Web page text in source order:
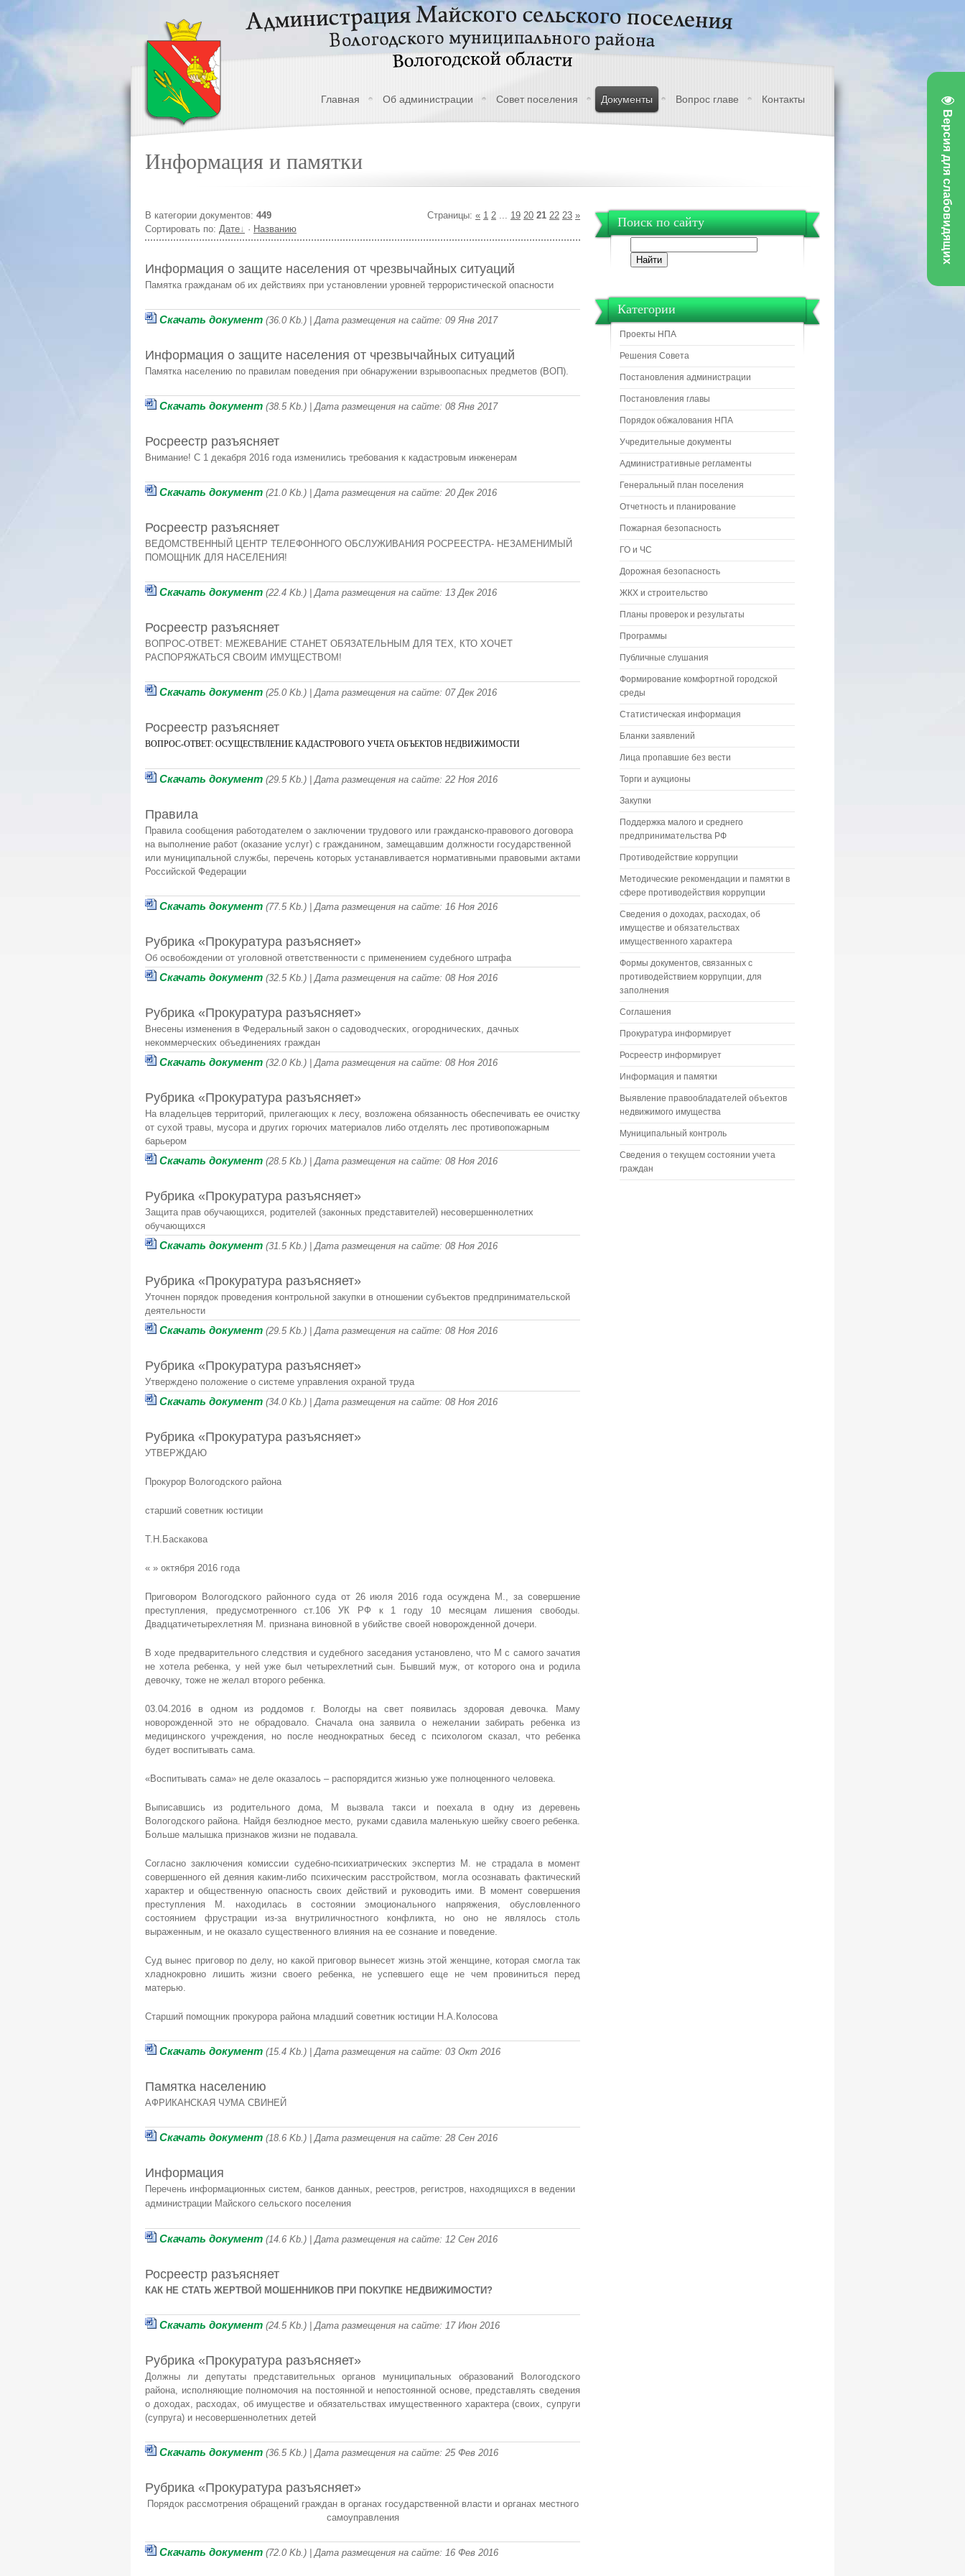
Версия для слабовидящих
Главная Об администрации Совет поселения Документы Вопрос главе Контакты
Информация и памятки
В категории документов: 449 Страницы: « 1 2 ... 19 20 21 22 23 »
Сортировать по: Дате · Названию
Информация о защите населения от чрезвычайных ситуаций
Памятка гражданам об их действиях при установлении уровней террористической опасности
Скачать документ (36.0 Kb.) | Дата размещения на сайте: 09 Янв 2017
Информация о защите населения от чрезвычайных ситуаций
Памятка населению по правилам поведения при обнаружении взрывоопасных предметов (ВОП).
Скачать документ (38.5 Kb.) | Дата размещения на сайте: 08 Янв 2017
Росреестр разъясняет
Внимание! С 1 декабря 2016 года изменились требования к кадастровым инженерам
Скачать документ (21.0 Kb.) | Дата размещения на сайте: 20 Дек 2016
Росреестр разъясняет
ВЕДОМСТВЕННЫЙ ЦЕНТР ТЕЛЕФОННОГО ОБСЛУЖИВАНИЯ РОСРЕЕСТРА- НЕЗАМЕНИМЫЙ
ПОМОЩНИК ДЛЯ НАСЕЛЕНИЯ!
Скачать документ (22.4 Kb.) | Дата размещения на сайте: 13 Дек 2016
Росреестр разъясняет
ВОПРОС-ОТВЕТ: МЕЖЕВАНИЕ СТАНЕТ ОБЯЗАТЕЛЬНЫМ ДЛЯ ТЕХ, КТО ХОЧЕТ
РАСПОРЯЖАТЬСЯ СВОИМ ИМУЩЕСТВОМ!
Скачать документ (25.0 Kb.) | Дата размещения на сайте: 07 Дек 2016
Росреестр разъясняет
ВОПРОС-ОТВЕТ: ОСУЩЕСТВЛЕНИЕ КАДАСТРОВОГО УЧЕТА ОБЪЕКТОВ НЕДВИЖИМОСТИ
Скачать документ (29.5 Kb.) | Дата размещения на сайте: 22 Ноя 2016
Правила
Правила сообщения работодателем о заключении трудового или гражданско-правового договора
на выполнение работ (оказание услуг) с гражданином, замещавшим должности государственной
или муниципальной службы, перечень которых устанавливается нормативными правовыми актами
Российской Федерации
Скачать документ (77.5 Kb.) | Дата размещения на сайте: 16 Ноя 2016
Рубрика «Прокуратура разъясняет»
Об освобождении от уголовной ответственности с применением судебного штрафа
Скачать документ (32.5 Kb.) | Дата размещения на сайте: 08 Ноя 2016
Рубрика «Прокуратура разъясняет»
Внесены изменения в Федеральный закон о садоводческих, огороднических, дачных
некоммерческих объединениях граждан
Скачать документ (32.0 Kb.) | Дата размещения на сайте: 08 Ноя 2016
Рубрика «Прокуратура разъясняет»
На владельцев территорий, прилегающих к лесу, возложена обязанность обеспечивать ее очистку
от сухой травы, мусора и других горючих материалов либо отделять лес противопожарным
барьером
Скачать документ (28.5 Kb.) | Дата размещения на сайте: 08 Ноя 2016
Рубрика «Прокуратура разъясняет»
Защита прав обучающихся, родителей (законных представителей) несовершеннолетних
обучающихся
Скачать документ (31.5 Kb.) | Дата размещения на сайте: 08 Ноя 2016
Рубрика «Прокуратура разъясняет»
Уточнен порядок проведения контрольной закупки в отношении субъектов предпринимательской
деятельности
Скачать документ (29.5 Kb.) | Дата размещения на сайте: 08 Ноя 2016
Рубрика «Прокуратура разъясняет»
Утверждено положение о системе управления охраной труда
Скачать документ (34.0 Kb.) | Дата размещения на сайте: 08 Ноя 2016
Рубрика «Прокуратура разъясняет»
УТВЕРЖДАЮ
Прокурор Вологодского района
старший советник юстиции
Т.Н.Баскакова
« » октября 2016 года
Приговором Вологодского районного суда от 26 июля 2016 года осуждена М., за совершение
преступления, предусмотренного ст.106 УК РФ к 1 году 10 месяцам лишения свободы.
Двадцатичетырехлетняя М. признана виновной в убийстве своей новорожденной дочери.
В ходе предварительного следствия и судебного заседания установлено, что М с самого зачатия
не хотела ребенка, у ней уже был четырехлетний сын. Бывший муж, от которого она и родила
девочку, тоже не желал второго ребенка.
03.04.2016 в одном из роддомов г. Вологды на свет появилась здоровая девочка. Маму
новорожденной это не обрадовало. Сначала она заявила о нежелании забирать ребенка из
медицинского учреждения, но после неоднократных бесед с психологом сказал, что ребенка
будет воспитывать сама.
«Воспитывать сама» не деле оказалось – распорядится жизнью уже полноценного человека.
Выписавшись из родительного дома, М вызвала такси и поехала в одну из деревень
Вологодского района. Найдя безлюдное место, руками сдавила маленькую шейку своего ребенка.
Больше малышка признаков жизни не подавала.
Согласно заключения комиссии судебно-психиатрических экспертиз М. не страдала в момент
совершенного ей деяния каким-либо психическим расстройством, могла осознавать фактический
характер и общественную опасность своих действий и руководить ими. В момент совершения
преступления М. находилась в состоянии эмоционального напряжения, обусловленного
состоянием фрустрации из-за внутриличностного конфликта, но оно не являлось столь
выраженным, и не оказало существенного влияния на ее сознание и поведение.
Суд вынес приговор по делу, но какой приговор вынесет жизнь этой женщине, которая смогла так
хладнокровно лишить жизни своего ребенка, не успевшего еще не чем провиниться перед
матерью.
Старший помощник прокурора района младший советник юстиции Н.А.Колосова
Скачать документ (15.4 Kb.) | Дата размещения на сайте: 03 Окт 2016
Памятка населению
АФРИКАНСКАЯ ЧУМА СВИНЕЙ
Скачать документ (18.6 Kb.) | Дата размещения на сайте: 28 Сен 2016
Информация
Перечень информационных систем, банков данных, реестров, регистров, находящихся в ведении
администрации Майского сельского поселения
Скачать документ (14.6 Kb.) | Дата размещения на сайте: 12 Сен 2016
Росреестр разъясняет
КАК НЕ СТАТЬ ЖЕРТВОЙ МОШЕННИКОВ ПРИ ПОКУПКЕ НЕДВИЖИМОСТИ?
Скачать документ (24.5 Kb.) | Дата размещения на сайте: 17 Июн 2016
Рубрика «Прокуратура разъясняет»
Должны ли депутаты представительных органов муниципальных образований Вологодского
района, исполняющие полномочия на постоянной и непостоянной основе, представлять сведения
о доходах, расходах, об имуществе и обязательствах имущественного характера (своих, супруги
(супруга) и несовершеннолетних детей
Скачать документ (36.5 Kb.) | Дата размещения на сайте: 25 Фев 2016
Рубрика «Прокуратура разъясняет»
Порядок рассмотрения обращений граждан в органах государственной власти и органах местного
самоуправления
Скачать документ (72.0 Kb.) | Дата размещения на сайте: 16 Фев 2016
Поиск по сайту
Категории
Проекты НПА
Решения Совета
Постановления администрации
Постановления главы
Порядок обжалования НПА
Учредительные документы
Административные регламенты
Генеральный план поселения
Отчетность и планирование
Пожарная безопасность
ГО и ЧС
Дорожная безопасность
ЖКХ и строительство
Планы проверок и результаты
Программы
Публичные слушания
Формирование комфортной городской
среды
Статистическая информация
Бланки заявлений
Лица пропавшие без вести
Торги и аукционы
Закупки
Поддержка малого и среднего
предпринимательства РФ
Противодействие коррупции
Методические рекомендации и памятки в
сфере противодействия коррупции
Сведения о доходах, расходах, об
имуществе и обязательствах
имущественного характера
Формы документов, связанных с
противодействием коррупции, для
заполнения
Соглашения
Прокуратура информирует
Росреестр информирует
Информация и памятки
Выявление правообладателей объектов
недвижимого имущества
Муниципальный контроль
Сведения о текущем состоянии учета
граждан